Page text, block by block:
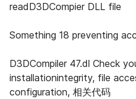
readD3DCompier DLL file
Something 18 preventing
D3DCompiler 47.dl Check
installationintegrity, file
configuration, 相关代码